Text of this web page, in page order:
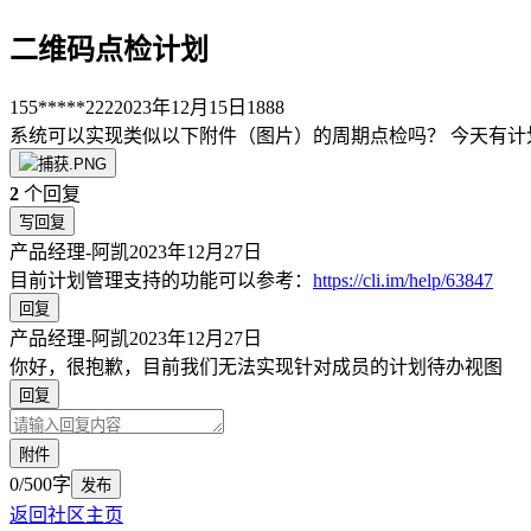
二维码点检计划
155*****2222023年12月15日 1888
系统可以实现类似以下附件（图片）的周期点检吗？ 今天有
2 个回复
写回复
产品经理-阿凯2023年12月27日
目前计划管理支持的功能可以参考： https://cli.im/help/63847
回复
产品经理-阿凯2023年12月27日
你好，很抱歉，目前我们无法实现针对成员的计划待办视图
回复
附件
0/500字 发布
返回社区主页